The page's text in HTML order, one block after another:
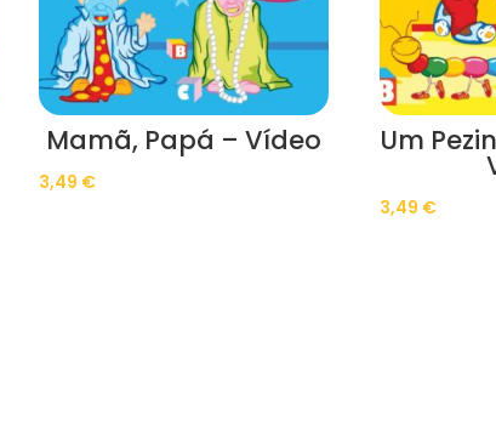
Mamã, Papá – Vídeo
3,49 €
Um
3,49 €